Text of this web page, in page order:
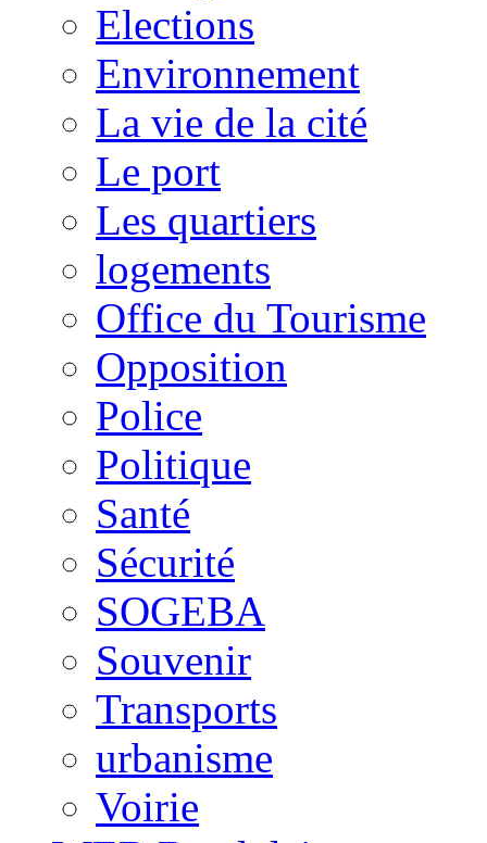
Elections
Environnement
La vie de la cité
Le port
Les quartiers
logements
Office du Tourisme
Opposition
Police
Politique
Santé
Sécurité
SOGEBA
Souvenir
Transports
urbanisme
Voirie